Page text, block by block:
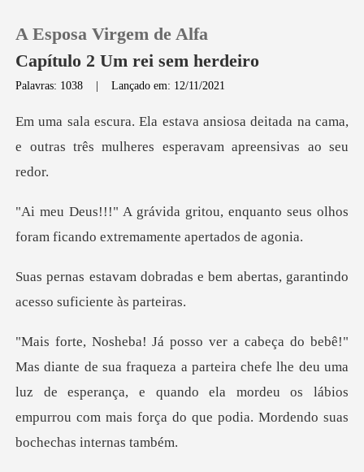
0
Histórico
Baixar App
A Esposa Virgem de Alfa
Capítulo 2 Um rei sem herdeiro
Palavras: 1038 |Lançado em: 12/11/2021
deitada na cama,
e outras três mulher
enquanto seus olhos
foram ficando
e bem abertas, garantindo
ace
a a parteira chefe lhe deu uma
luz de esperança, e quando ela mordeu os lábios